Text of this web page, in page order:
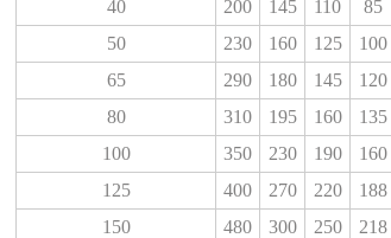
40
200 145 110
85
50
230 160 125
100
65
290 180 145
120
80
310 195 160
135
100
350 230 190
160
125
400 270 220
188
150
480 300 250
218